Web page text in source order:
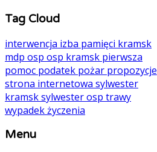
Tag Cloud
interwencja izba pamięci kramsk
mdp osp osp kramsk pierwsza
pomoc podatek pożar propozycje
strona internetowa sylwester
kramsksylwester osp trawy
wypadekżyczenia
Menu